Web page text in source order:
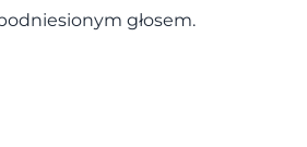
głosem.